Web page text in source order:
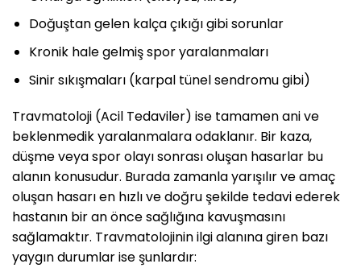
Doğuştan gelen kalça çıkığı gibi sorunlar
Kronik hale gelmiş spor yaralanmaları
Sinir sıkışmaları (karpal tünel sendromu gibi)
Travmatoloji (Acil Tedaviler) ise tamamen ani ve
beklenmedik yaralanmalara odaklanır. Bir kaza,
düşme veya spor olayı sonrası oluşan hasarlar bu
alanın konusudur. Burada zamanla yarışılır ve amaç
oluşan hasarı en hızlı ve doğru şekilde tedavi ederek
hastanın bir an önce sağlığına kavuşmasını
sağlamaktır. Travmatolojinin ilgi alanına giren bazı
yaygın durumlar ise şunlardır: